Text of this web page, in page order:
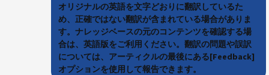
オリジナルの英語を文字どおりに翻訳しているた
め、正確ではない翻訳が含まれている場合がありま
す。ナレッジベースの元のコンテンツを確認する場
合は、英語版をご利用ください。翻訳の問題や誤訳
については、アーティクルの最後にある[Feedback]
オプションを使用して報告できます。